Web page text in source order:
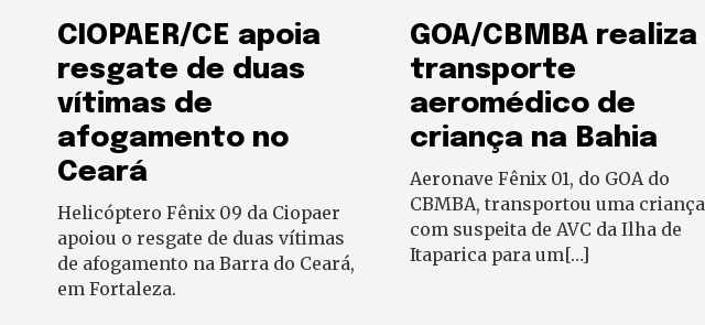
CIOPAER/CE apoia
resgate de duas
vítimas de
afogamento no
Ceará
Helicóptero Fênix 09 da Ciopaer
apoiou o resgate de duas vítimas
de afogamento na Barra do Ceará,
em Fortaleza.
GOA/CBMBA realiza
transporte
aeromédico de
criança na Bahia
Aeronave Fênix 01, do GOA do
CBMBA, transportou uma criança
com suspeita de AVC da Ilha de
Itaparica para um[…]